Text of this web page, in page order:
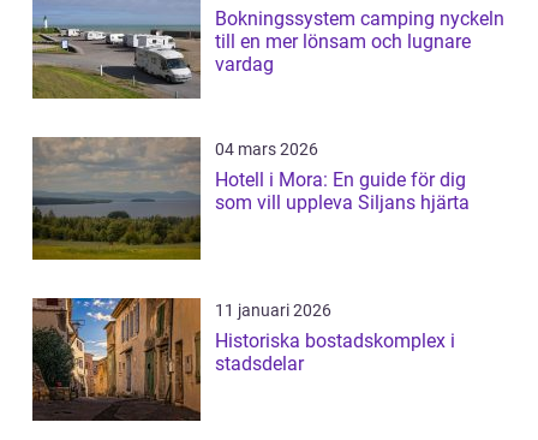
Bokningssystem camping nyckeln
till en mer lönsam och lugnare
vardag
04 mars 2026
Hotell i Mora: En guide för dig
som vill uppleva Siljans hjärta
11 januari 2026
Historiska bostadskomplex i
stadsdelar